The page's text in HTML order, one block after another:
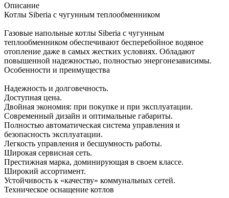
Описание
Котлы Siberia с чугунным теплообменником
Газовые напольные котлы Siberia с чугунным
теплообменником обеспечивают бесперебойное водяное
отопление даже в самых жестких условиях. Обладают
повышенной надежностью, полностью энергонезависимы.
Особенности и преимущества
Надежность и долговечность.
Доступная цена.
Двойная экономия: при покупке и при эксплуатации.
Современный дизайн и оптимальные габариты.
Полностью автоматическая система управления и
безопасность эксплуатации.
Легкость управления и бесшумность работы.
Широкая сервисная сеть.
Престижная марка, доминирующая в своем классе.
Широкий ассортимент.
Устойчивость к «качеству» коммунальных сетей.
Техническое оснащение котлов